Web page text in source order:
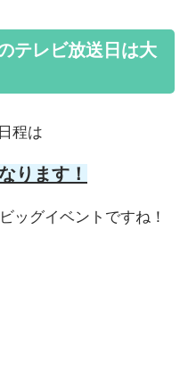
テレビ放送日は大
程は
ります！
ッグイベントですね！